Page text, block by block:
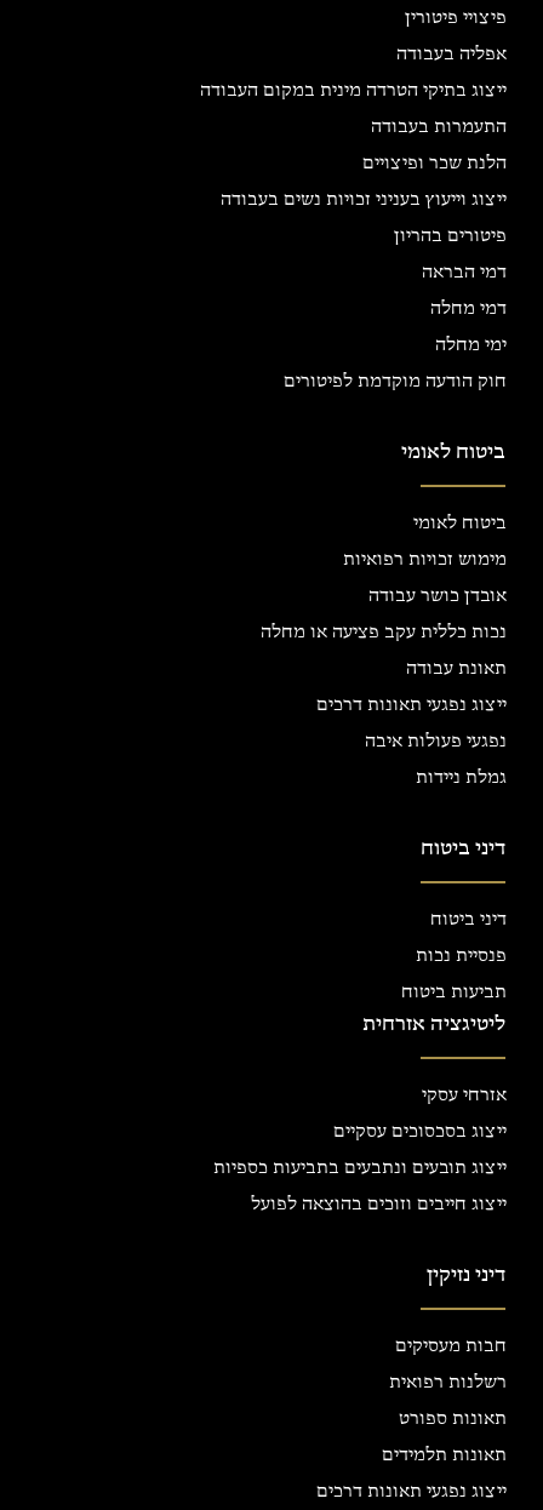
פיצויי פיטורין
אפליה בעבודה
ייצוג בתיקי הטרדה מינית במקום העבודה
התעמרות בעבודה
הלנת שכר ופיצויים
ייצוג וייעוץ בעניני זכויות נשים בעבודה
פיטורים בהריון
דמי הבראה
דמי מחלה
ימי מחלה
חוק הודעה מוקדמת לפיטורים
ביטוח לאומי
ביטוח לאומי
מימוש זכויות רפואיות
אובדן כושר עבודה
נכות כללית עקב פציעה או מחלה
תאונת עבודה
ייצוג נפגעי תאונות דרכים
נפגעי פעולות איבה
גמלת ניידות
דיני ביטוח
דיני ביטוח
פנסיית נכות
תביעות ביטוח
ליטיגציה אזרחית
אזרחי עסקי
ייצוג בסכסוכים עסקיים
ייצוג תובעים ונתבעים בתביעות כספיות
ייצוג חייבים וזוכים בהוצאה לפועל
דיני נזיקין
חבות מעסיקים
רשלנות רפואית
תאונות ספורט
תאונות תלמידים
ייצוג נפגעי תאונות דרכים